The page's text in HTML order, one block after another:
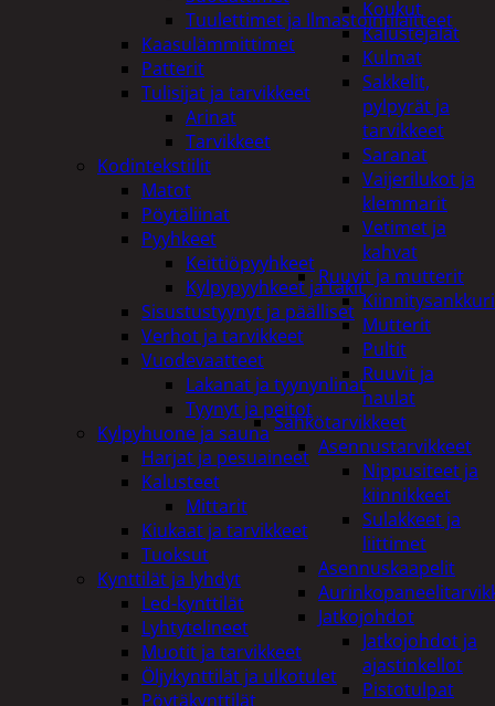
Koukut
Kalustejalat
Kulmat
Sakkelit,
pylpyrät ja
tarvikkeet
Saranat
Vaijerilukot ja
klemmarit
Vetimet ja
kahvat
Ruuvit ja mutterit
Mutterit
Pultit
Ruuvit ja
naulat
Sähkötarvikkeet
Asennustarvikkeet
Nippusiteet ja
kiinnikkeet
Sulakkeet ja
liittimet
Asennuskaapelit
Jatkojohdot
Jatkojohdot ja
ajastinkellot
Pistotulpat
Tuulettimet ja Ilmastointilaitteet
Kaasulämmittimet
Patterit
Tulisijat ja tarvikkeet
Arinat
Tarvikkeet
Kodintekstiilit
Matot
Pöytäliinat
Pyyhkeet
Keittiöpyyhkeet
Kylpypyyhkeet ja takit
Sisustustyynyt ja päälliset
Verhot ja tarvikkeet
Vuodevaatteet
Lakanat ja tyynynlinat
Tyynyt ja peitot
Kylpyhuone ja sauna
Harjat ja pesuaineet
Kalusteet
Mittarit
Kiukaat ja tarvikkeet
Tuoksut
Kynttilät ja lyhdyt
Led-kynttilät
Lyhtytelineet
Muotit ja tarvikkeet
Öljykynttilät ja ulkotulet
Pöytäkynttilät